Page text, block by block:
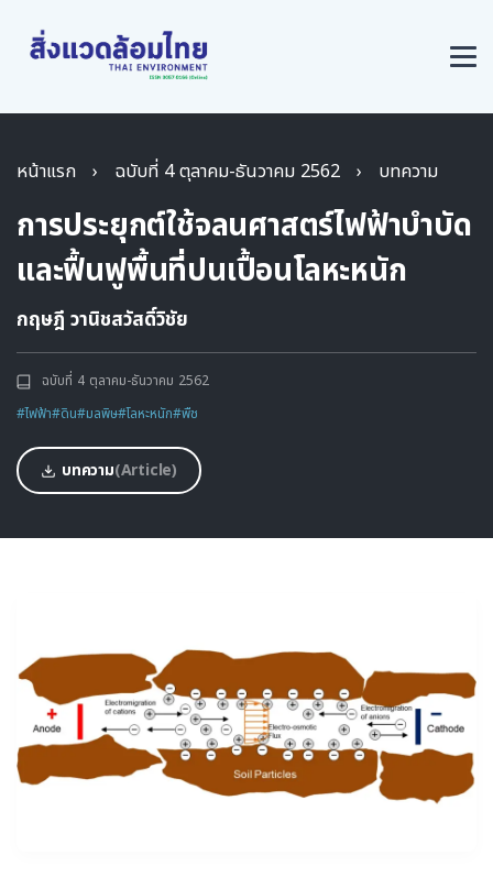
หน้าแรก › ฉบับที่ 4 ตุลาคม-ธันวาคม 2562 › บทความ
การประยุกต์ใช้จลนศาสตร์ไฟฟ้าบำบัด
และฟื้นฟูพื้นที่ปนเปื้อนโลหะหนัก
กฤษฎี วานิชสวัสดิ์วิชัย
ฉบับที่ 4 ตุลาคม-ธันวาคม 2562
#ไฟฟ้า#ดิน#มลพิษ#โลหะหนัก#พืช
บทความ(Article)